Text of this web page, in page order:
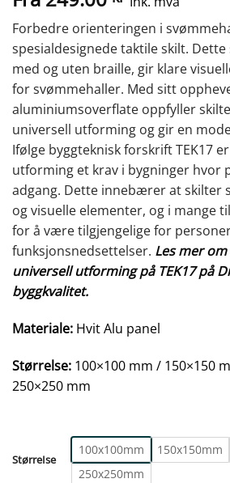
Forbedre orienteringen i
spesialdesignede taktile skilt.
med og uten braille, gir klare
for svømmehaller. Med sitt
aluminiumsoverflate oppfyller
universell utforming og gir en
Ifølge byggteknisk forskrift TEK17
utforming et krav i bygninger hvor
adgang. Dette innebærer at skilter
og visuelle elementer, og i mange
for å være tilgjengelige for
funksjonsnedsettelser. Les mer
universell utforming på TEK17 på
byggkvalitet.
Materiale: Hvit Alu panel
Størrelse: 100×100 mm / 150×150
250×250 mm
StørreIse
100x100mm 150x150mm
250x250mm